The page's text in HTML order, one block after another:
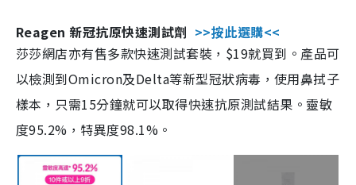
Reagen 新冠抗原快速測試劑 >>按此選購<<
莎莎網店亦有售多款快速測試套裝，$19就買到。產品可
以檢測到Omicron及Delta等新型冠狀病毒，使用鼻拭子
樣本，只需15分鐘就可以取得快速抗原測試結果。靈敏
度95.2%，特異度98.1%。